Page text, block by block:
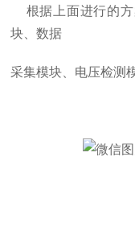
根据上面进行的方
块、数据
采集模块、电压检测